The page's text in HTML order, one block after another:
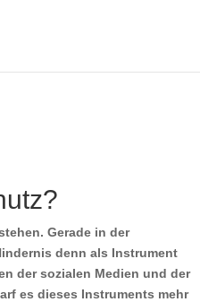
Gerade in der
denn als Instrument
der sozialen Medien und der
es dieses Instruments mehr